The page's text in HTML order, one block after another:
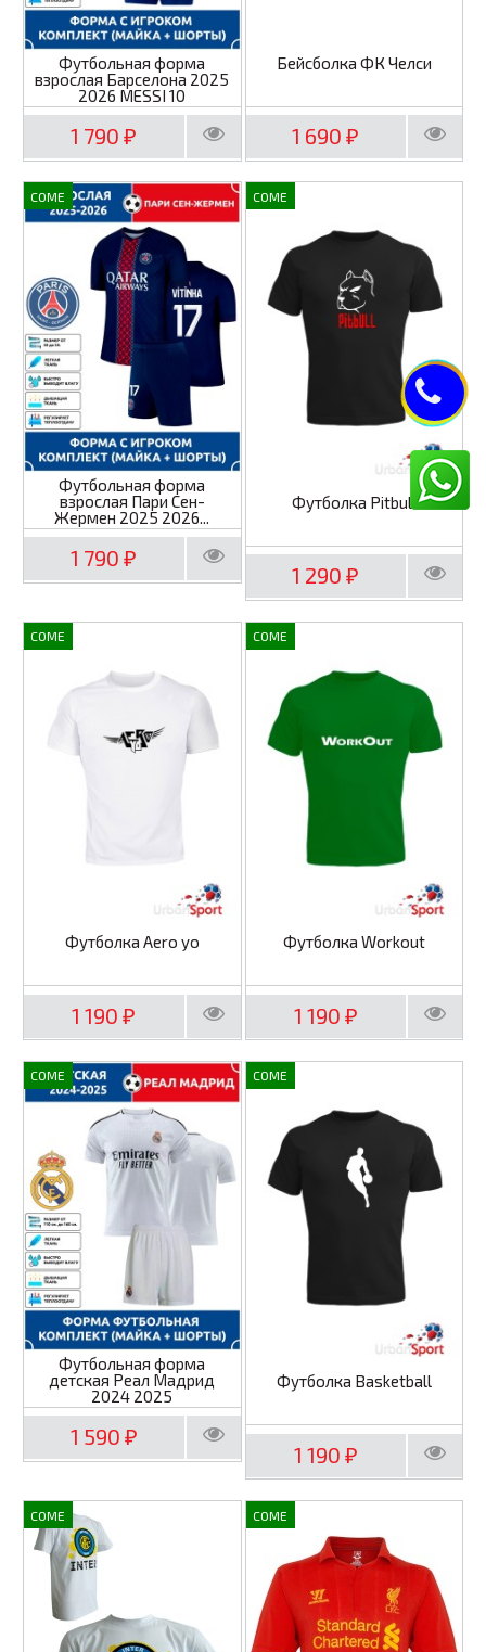
Футбольная форма
взрослая Барселона 2025
2026 MESSI 10
1 790₽
Бейсболка ФК Челси
1 690₽
COME
Футбольная форма
взрослая Пари Сен-
Жермен 2025 2026...
1 790₽
COME
Футболка Pitbull
1 290₽
COME
Футболка Aero yo
1 190₽
COME
Футболка Workout
1 190 ₽
COME
Футбольная форма
детская Реал Мадрид
2024 2025
1 590 ₽
COME
Футболка Basketball
1 190 ₽
COME COME